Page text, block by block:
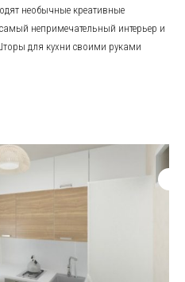
необычные креативные
непримечательный интерьер и
для кухни своими руками